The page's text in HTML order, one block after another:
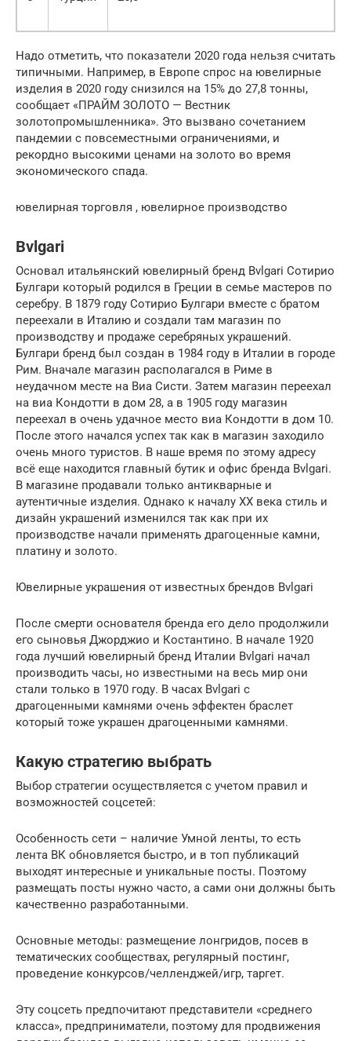
Надо отметить, что показатели 2020 года нельзя считать
типичными. Например, в Европе спрос на ювелирные
изделия в 2020 году снизился на 15% до 27,8 тонны,
сообщает «ПРАЙМ ЗОЛОТО — Вестник
золотопромышленника». Это вызвано сочетанием
пандемии с повсеместными ограничениями, и
рекордно высокими ценами на золото во время
экономического спада.
ювелирная торговля , ювелирное производство
Bvlgari
Основал итальянский ювелирный бренд Bvlgari Сотирио
Булгари который родился в Греции в семье мастеров по
серебру. В 1879 году Сотирио Булгари вместе с братом
переехали в Италию и создали там магазин по
производству и продаже серебряных украшений.
Булгари бренд был создан в 1984 году в Италии в городе
Рим. Вначале магазин располагался в Риме в
неудачном месте на Виа Систи. Затем магазин переехал
на виа Кондотти в дом 28, а в 1905 году магазин
переехал в очень удачное место виа Кондотти в дом 10.
После этого начался успех так как в магазин заходило
очень много туристов. В наше время по этому адресу
всё еще находится главный бутик и офис бренда Bvlgari.
В магазине продавали только антикварные и
аутентичные изделия. Однако к началу ХХ века стиль и
дизайн украшений изменился так как при их
производстве начали применять драгоценные камни,
платину и золото.
Ювелирные украшения от известных брендов Bvlgari
После смерти основателя бренда его дело продолжили
его сыновья Джорджио и Костантино. В начале 1920
года лучший ювелирный бренд Италии Bvlgari начал
производить часы, но известными на весь мир они
стали только в 1970 году. В часах Bvlgari с
драгоценными камнями очень эффектен браслет
который тоже украшен драгоценными камнями.
Какую стратегию выбрать
Выбор стратегии осуществляется с учетом правил и
возможностей соцсетей:
Особенность сети – наличие Умной ленты, то есть
лента ВК обновляется быстро, и в топ публикаций
выходят интересные и уникальные посты. Поэтому
размещать посты нужно часто, а сами они должны быть
качественно разработанными.
Основные методы: размещение лонгридов, посев в
тематических сообществах, регулярный постинг,
проведение конкурсов/челленджей/игр, таргет.
Эту соцсеть предпочитают представители «среднего
класса», предприниматели, поэтому для продвижения